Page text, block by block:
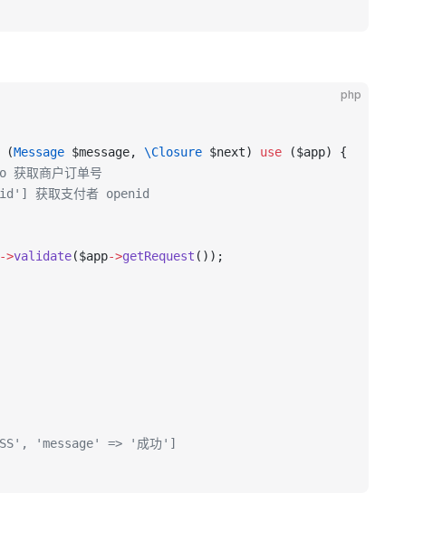
php
(Message $message, \Closure $next) use ($app) {
取商户订单号
获取支付者 openid
->validate($app->getRequest ());
'message' => '成功']